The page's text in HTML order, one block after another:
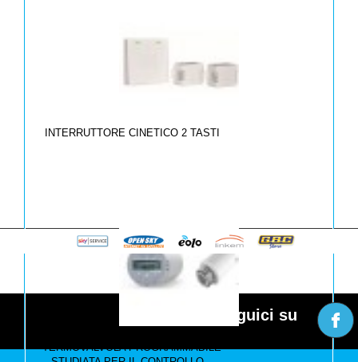
INTERRUTTORE CINETICO 2 TASTI
TERMOVALVOLA PROGRAMMABILE
Seguici su